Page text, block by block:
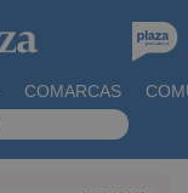
COMARCAS